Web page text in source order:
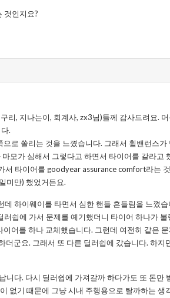
것인지요?
리, 지나는이, 회계사, zx3님)들께 감사드려요.
.
로 쏠리는 것을 느꼈습니다. 그래서 휠밴런스
모가 심해서 그렇다고 하면서 타이어를 갈라고
서 타이어를 goodyear assurance comfort라는
미만) 했었거든요.
하이웨이를 타면서 심한 핸들 흔들림을 느꼈
쉽에 가서 문제를 예기했더니 타이어 하나가
어를 하나 교체했습니다. 그런데 여전히 같은
더군요. 그래서 또 다른 딜러쉽에 갔습니다. 하
니다. 다시 딜러쉽에 가져갈까 하다가도 또 돈만
없기 때문에 그냥 시내 주행용으로 탈까하는